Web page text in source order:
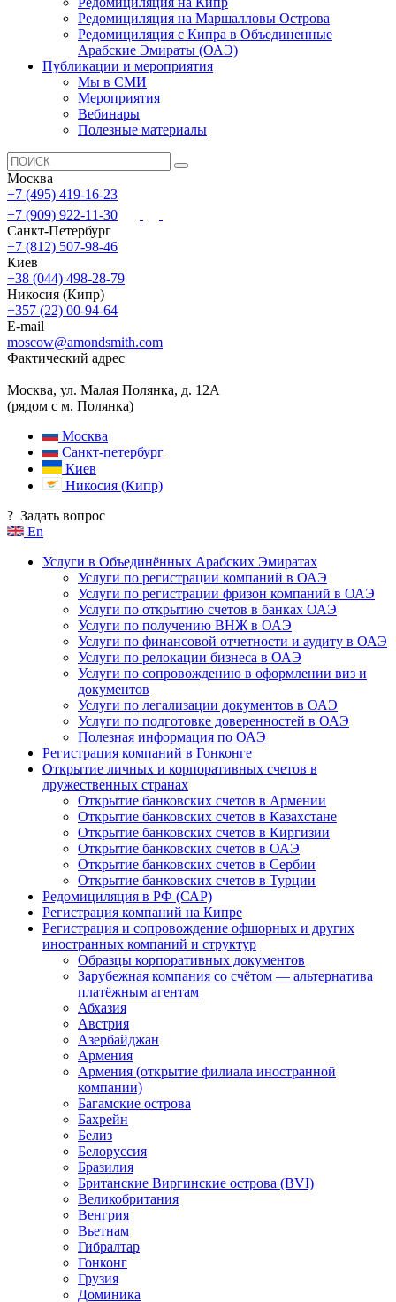
Редомициляция на Маршалловы Острова
Редомициляция с Кипра в Объединенные
Арабские Эмираты (ОАЭ)
Публикации и мероприятия
Мы в СМИ
Мероприятия
Вебинары
Полезные материалы
Москва
+7 (495) 419-16-23
+7 (909) 922-11-30
Санкт-Петербург
+7 (812) 507-98-46
Киев
+38 (044) 498-28-79
Никосия (Кипр)
+357 (22) 00-94-64
E-mail
moscow@amondsmith.com
Фактический адрес
Москва, ул. Малая Полянка, д. 12А
(рядом с м. Полянка)
Москва
Санкт-петербург
Киев
Никосия (Кипр)
? Задать вопрос
En
Услуги в Объединённых Арабских Эмиратах
Услуги по регистрации компаний в ОАЭ
Услуги по регистрации фризон компаний в ОАЭ
Услуги по открытию счетов в банках ОАЭ
Услуги по получению ВНЖ в ОАЭ
Услуги по финансовой отчетности и аудиту в ОАЭ
Услуги по релокации бизнеса в ОАЭ
Услуги по сопровождению в оформлении виз и
документов
Услуги по легализации документов в ОАЭ
Услуги по подготовке доверенностей в ОАЭ
Полезная информация по ОАЭ
Регистрация компаний в Гонконге
Открытие личных и корпоративных счетов в
дружественных странах
Открытие банковских счетов в Армении
Открытие банковских счетов в Казахстане
Открытие банковских счетов в Киргизии
Открытие банковских счетов в ОАЭ
Открытие банковских счетов в Сербии
Открытие банковских счетов в Турции
Редомициляция в РФ (САР)
Регистрация компаний на Кипре
Регистрация и сопровождение офшорных и других
иностранных компаний и структур
Образцы корпоративных документов
Зарубежная компания со счётом — альтернатива
платёжным агентам
Абхазия
Австрия
Азербайджан
Армения
Армения (открытие филиала иностранной
компании)
Багамские острова
Бахрейн
Белиз
Белоруссия
Бразилия
Британские Виргинские острова (BVI)
Великобритания
Венгрия
Вьетнам
Гибралтар
Гонконг
Грузия
Доминика